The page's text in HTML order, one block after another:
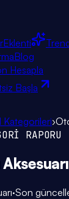
Eklenti
Blog
Hesapla
Başla
Kategorileri›
RAPORU
·Son